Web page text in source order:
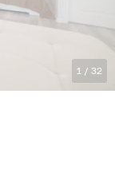
1 / 32